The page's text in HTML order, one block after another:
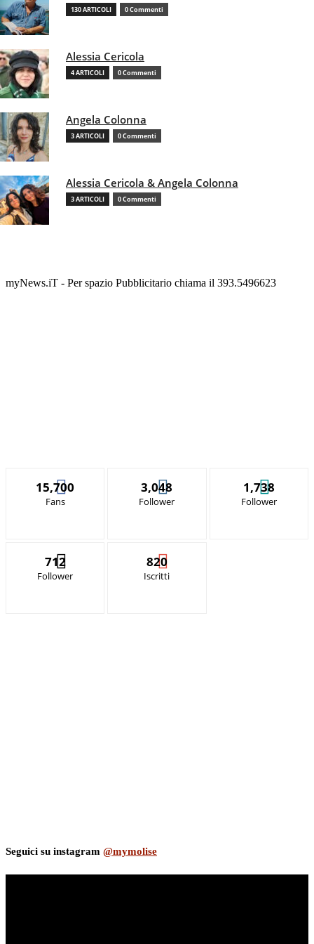
130 ARTICOLI 0 Commenti
Alessia Cericola
4 ARTICOLI 0 Commenti
Angela Colonna
3 ARTICOLI 0 Commenti
Alessia Cericola & Angela Colonna
3 ARTICOLI 0 Commenti
myNews.iT - Per spazio Pubblicitario chiama il 393.5496623
15,700
Fans
3,048
Follower
1,738
Follower
712
Follower
820
Iscritti
Seguici su instagram @mymolise